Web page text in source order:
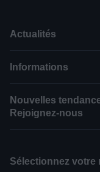
Actualités
Informations
Nouvelles
Rejoignez-nous
Sélectionnez votre